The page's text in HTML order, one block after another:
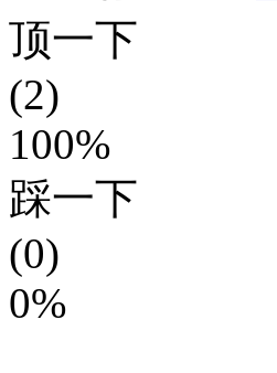
顶一下
(2)
100%
踩一下
(0)
0%